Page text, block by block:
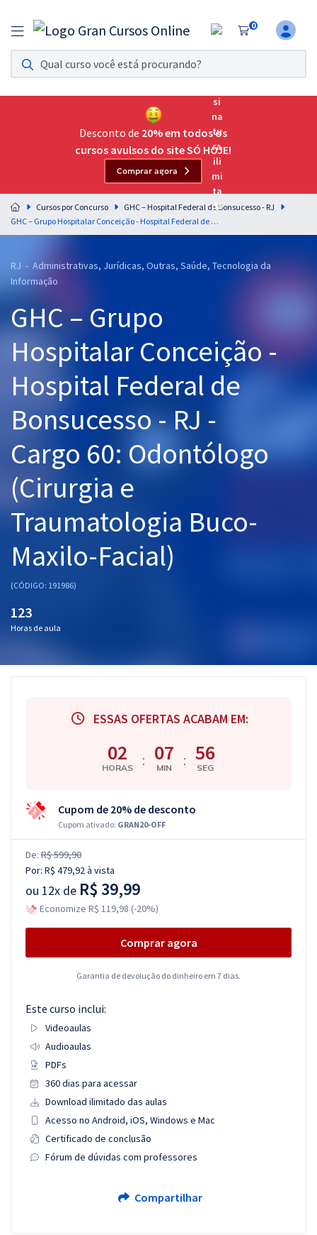
0
Assinatura Ilimitada 11
Acesso a todos os cursos. Teste grátis por 7 dias!
Assinatura OAB Até Passar
Acesso ilimitado a toda preparação para o Exame da
Residências Multiprofissionais
Preparação completa e intensiva para as principais
residências em saúde do Brasil
Assinatura Ilimitada
Graduação
OAB
Mentorias
Questões grátis
Conteúdo gratuito
Blog
Aprovados
Atendimento
Desconto de 20% em todos os
cursos avulsos do site SÓ HOJE!
Comprar agora
Cursos por Concurso
GHC – Hospital Federal de Bonsucesso - RJ
GHC – Grupo Hospitalar Conceição - Hospital Federal de Bonsucesso - RJ - Cargo 60: Odontólogo (Cirurgia e Traumatologia Buco-Maxilo-Facial)
RJ - Administrativas, Jurídicas, Outras, Saúde, Tecnologia da
Informação
GHC – Grupo
Hospitalar Conceição -
Hospital Federal de
Bonsucesso - RJ -
Cargo 60: Odontólogo
(Cirurgia e
Traumatologia Buco-
Maxilo-Facial)
(CÓDIGO: 191986)
123
Horas de aula
ESSAS OFERTAS ACABAM EM:
02
HORAS : 07
MIN : 55
SEG
Cupom de 20% de desconto
Cupom ativado: GRAN20-OFF
De: R$ 599,90
Por: R$ 479,92à vista
ou 12x de R$ 39,99
Economize R$ 119,98 (-20%)
Comprar agora
Garantia de devolução do dinheiro em 7 dias.
Este curso inclui:
Videoaulas
Audioaulas
PDFs
360 dias para acessar
Download ilimitado das aulas
Acesso no Android, iOS, Windows e Mac
Certificado de conclusão
Fórum de dúvidas com professores
Compartilhar